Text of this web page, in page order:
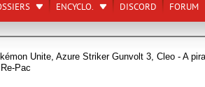
ENCYCLO. DISCORD FORUM
Unite, Azure Striker Gunvolt 3, Cleo - A
Pac